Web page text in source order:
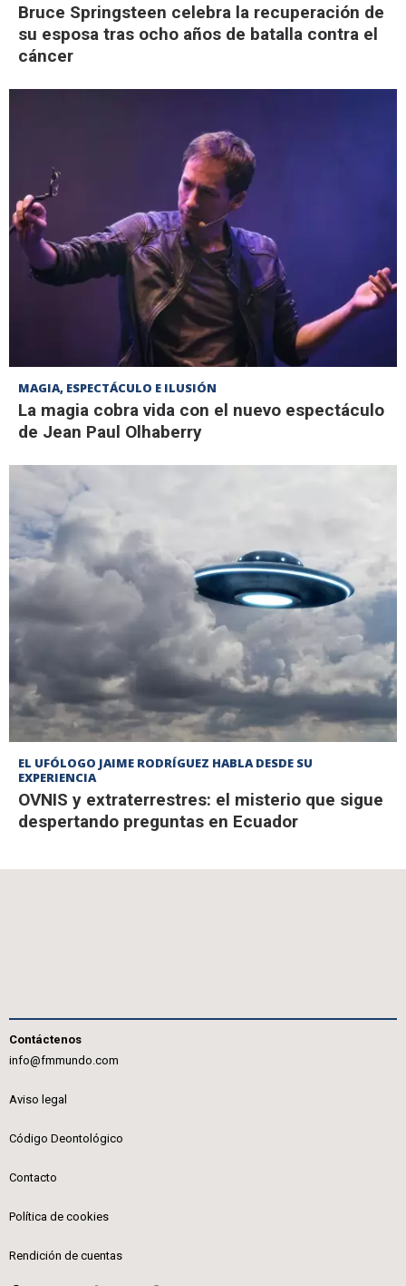
Bruce Springsteen celebra la recuperación de
su esposa tras ocho años de batalla contra el
cáncer
MAGIA, ESPECTÁCULO E ILUSIÓN
La magia cobra vida con el nuevo espectáculo
de Jean Paul Olhaberry
EL UFÓLOGO JAIME RODRÍGUEZ HABLA DESDE SU
EXPERIENCIA
OVNIS y extraterrestres: el misterio que sigue
despertando preguntas en Ecuador
Contáctenos
info@fmmundo.com
Aviso legal
Código Deontológico
Contacto
Política de cookies
Rendición de cuentas